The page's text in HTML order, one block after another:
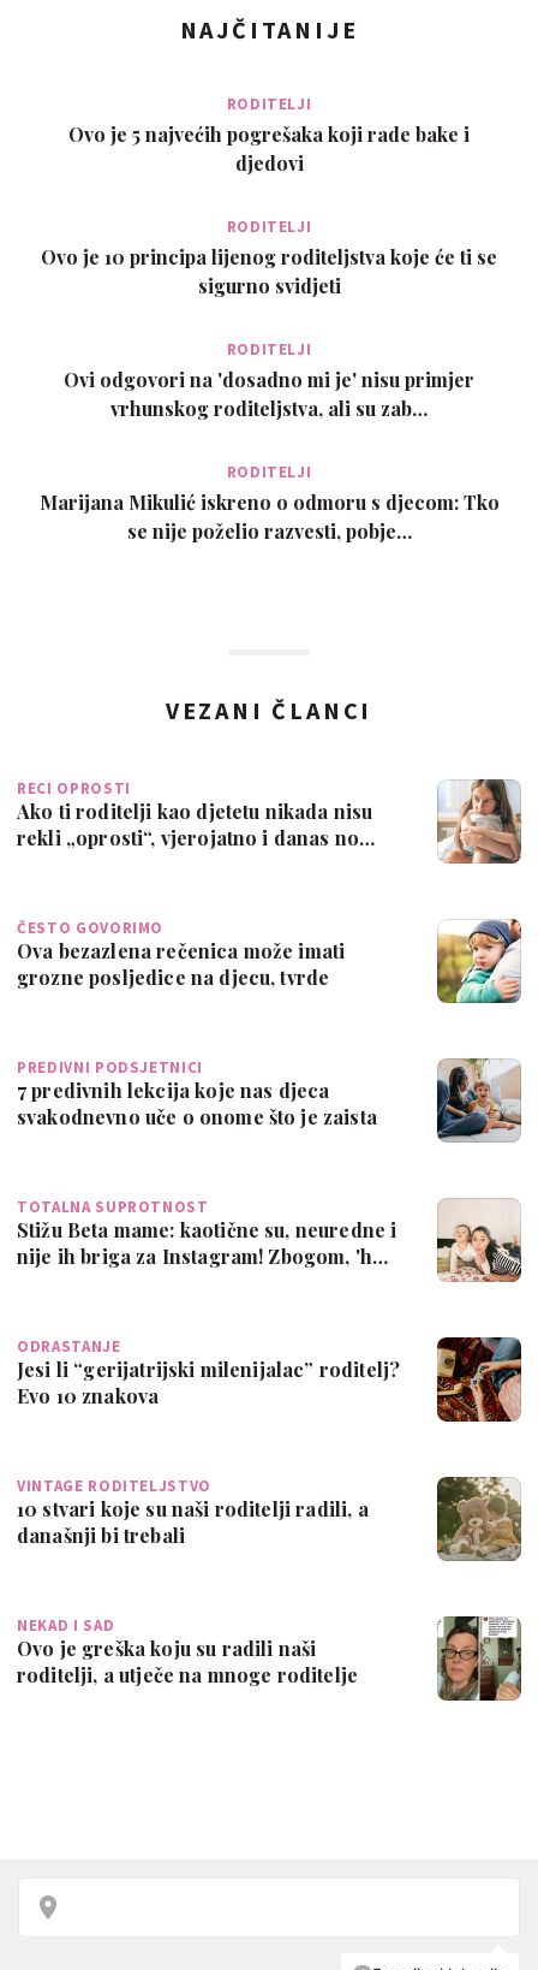
NAJČITANIJE
RODITELJI
Ovo je 5 najvećih pogrešaka koji rade bake i
djedovi
RODITELJI
Ovo je 10 principa lijenog roditeljstva koje će ti se
sigurno svidjeti
RODITELJI
Ovi odgovori na 'dosadno mi je' nisu primjer
vrhunskog roditeljstva, ali su zab…
RODITELJI
Marijana Mikulić iskreno o odmoru s djecom: Tko
se nije poželio razvesti, pobje…
VEZANI ČLANCI
RECI OPROSTI
Ako ti roditelji kao djetetu nikada nisu
rekli „oprosti“, vjerojatno i danas no…
ČESTO GOVORIMO
Ova bezazlena rečenica može imati
grozne posljedice na djecu, tvrde
PREDIVNI PODSJETNICI
7 predivnih lekcija koje nas djeca
svakodnevno uče o onome što je zaista
TOTALNA SUPROTNOST
Stižu Beta mame: kaotične su, neuredne i
nije ih briga za Instagram! Zbogom, 'h…
ODRASTANJE
Jesi li “gerijatrijski milenijalac” roditelj?
Evo 10 znakova
VINTAGE RODITELJSTVO
10 stvari koje su naši roditelji radili, a
današnji bi trebali
NEKAD I SAD
Ovo je greška koju su radili naši
roditelji, a utječe na mnoge roditelje